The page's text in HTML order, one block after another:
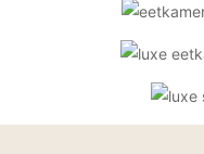
Houten deuren
Stalen deuren